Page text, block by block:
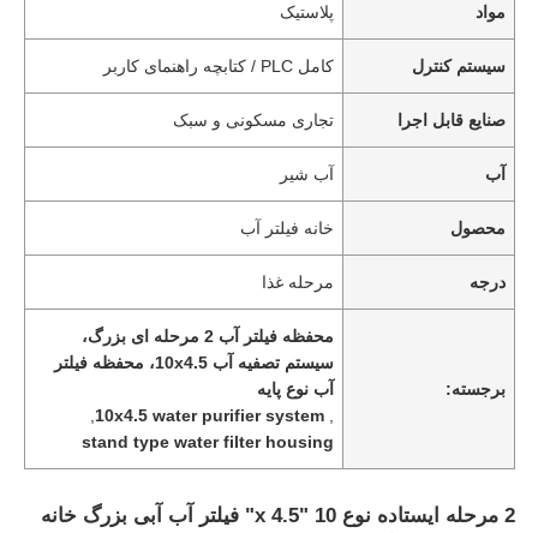
مواد پلاستیک
سیستم کنترل کامل PLC / کتابچه راهنمای کاربر
صنایع قابل اجرا تجاری مسکونی و سبک
آب آب شیر
محصول خانه فیلتر آب
درجه مرحله غذا
برجسته:
محفظه فیلتر آب 2 مرحله ای بزرگ،
سیستم تصفیه آب 10x4.5، محفظه فیلتر
آب نوع پایه
,
10x4.5 water purifier system
stand type water filter housing
2 مرحله ایستاده نوع 10 "x 4.5" فیلتر آب آبی بزرگ خانه